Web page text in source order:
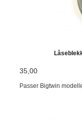
35,00
Passer Bigtwin